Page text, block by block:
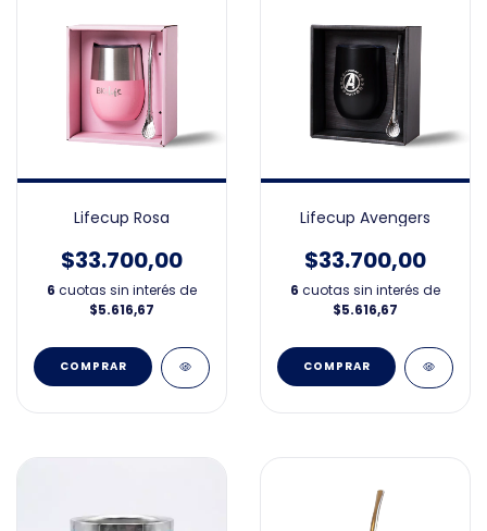
Lifecup Rosa
$33.700,00
6 cuotas sin interés de
$5.616,67
Lifecup Avengers
$33.700,00
6 cuotas sin interés de
$5.616,67